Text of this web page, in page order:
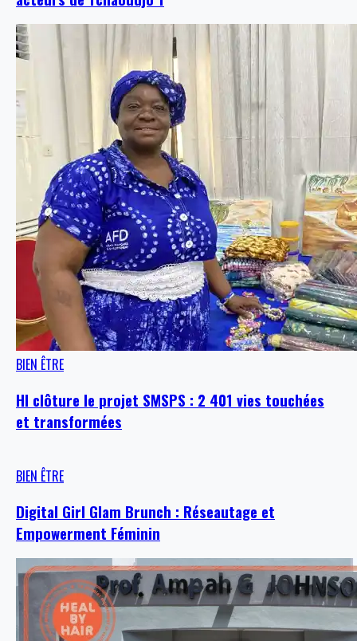
BIEN ÊTRE
HI clôture le projet SMSPS : 2 401 vies touchées
et transformées
BIEN ÊTRE
Digital Girl Glam Brunch : Réseautage et
Empowerment Féminin